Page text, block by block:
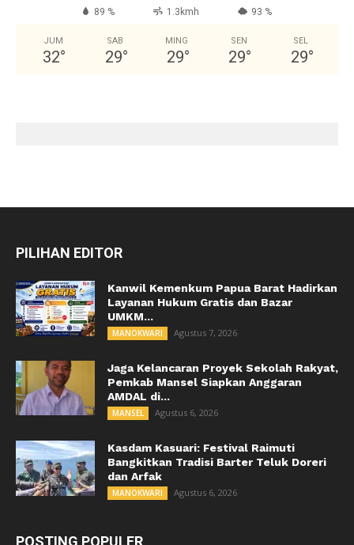
89 % 1.3kmh 93 %
JUM
32°
SAB
29°
MING
29°
SEN
29°
SEL
29°
PILIHAN EDITOR
Kanwil Kemenkum Papua Barat Hadirkan
Layanan Hukum Gratis dan Bazar
UMKM...
MANOKWARI Agustus 7, 2026
Jaga Kelancaran Proyek Sekolah Rakyat,
Pemkab Mansel Siapkan Anggaran
AMDAL di...
MANSEL Agustus 6, 2026
Kasdam Kasuari: Festival Raimuti
Bangkitkan Tradisi Barter Teluk Doreri
dan Arfak
MANOKWARI Agustus 6, 2026